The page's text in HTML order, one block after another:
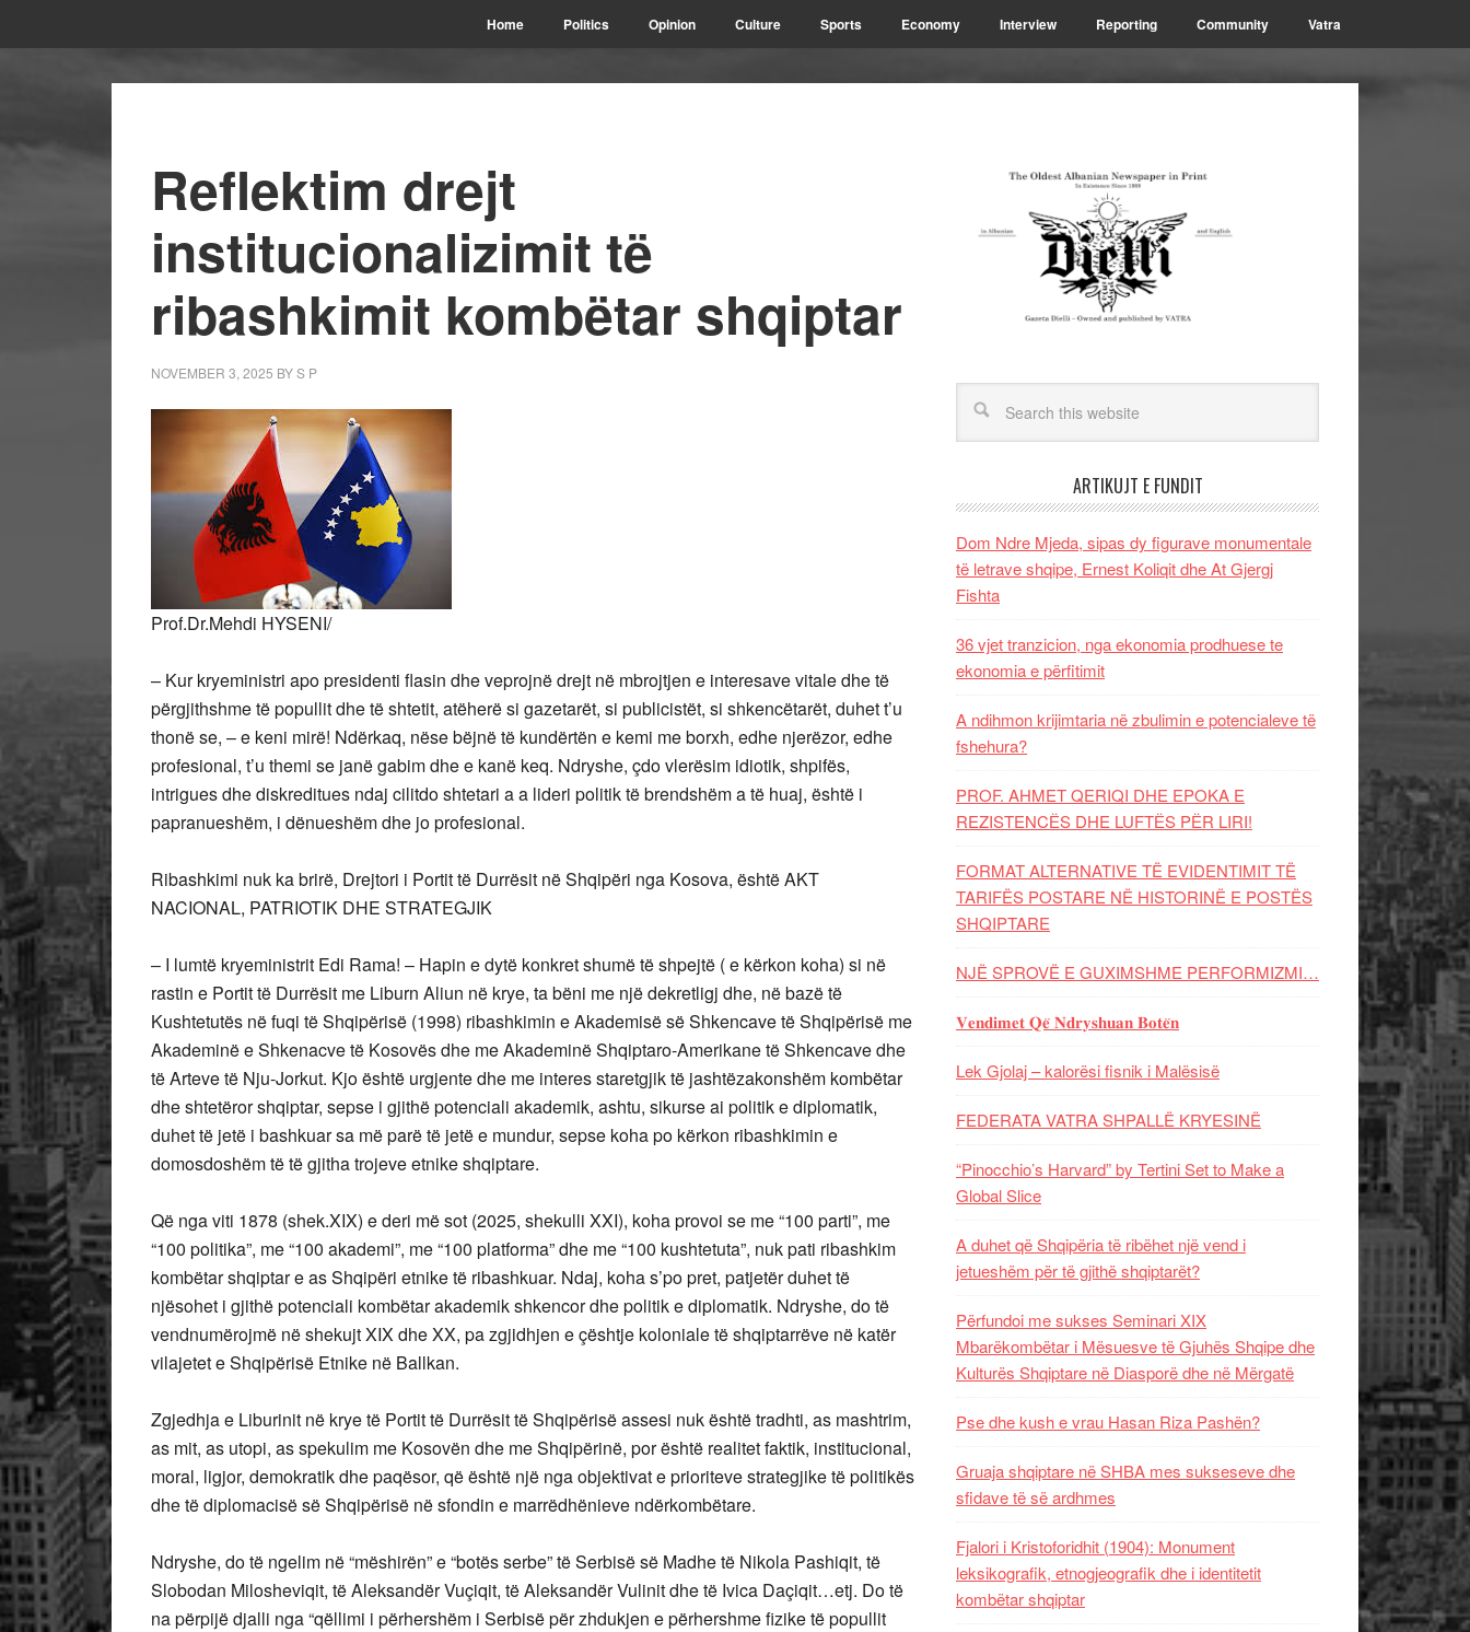
Home Politics Opinion Culture Sports Economy Interview Reporting Community Vatra
Reflektim drejt
institucionalizimit të
ribashkimit kombëtar shqiptar
NOVEMBER 3, 2025 BYS P
Prof.Dr.Mehdi HYSENI/
– Kur kryeministri apo presidenti flasin dhe veprojnë drejt në mbrojtjen e interesave vitale dhe të
përgjithshme të popullit dhe të shtetit, atëherë si gazetarët, si publicistët, si shkencëtarët, duhet t’u
thonë se, – e keni mirë! Ndërkaq, nëse bëjnë të kundërtën e kemi me borxh, edhe njerëzor, edhe
profesional, t’u themi se janë gabim dhe e kanë keq. Ndryshe, çdo vlerësim idiotik, shpifës,
intrigues dhe diskreditues ndaj cilitdo shtetari a a lideri politik të brendshëm a të huaj, është i
papranueshëm, i dënueshëm dhe jo profesional.
Ribashkimi nuk ka brirë, Drejtori i Portit të Durrësit në Shqipëri nga Kosova, është AKT
NACIONAL, PATRIOTIK DHE STRATEGJIK
– I lumtë kryeministrit Edi Rama! – Hapin e dytë konkret shumë të shpejtë ( e kërkon koha) si në
rastin e Portit të Durrësit me Liburn Aliun në krye, ta bëni me një dekretligj dhe, në bazë të
Kushtetutës në fuqi të Shqipërisë (1998) ribashkimin e Akademisë së Shkencave të Shqipërisë me
Akademinë e Shkenacve të Kosovës dhe me Akademinë Shqiptaro-Amerikane të Shkencave dhe
të Arteve të Nju-Jorkut. Kjo është urgjente dhe me interes staretgjik të jashtëzakonshëm kombëtar
dhe shtetëror shqiptar, sepse i gjithë potenciali akademik, ashtu, sikurse ai politik e diplomatik,
duhet të jetë i bashkuar sa më parë të jetë e mundur, sepse koha po kërkon ribashkimin e
domosdoshëm të të gjitha trojeve etnike shqiptare.
Që nga viti 1878 (shek.XIX) e deri më sot (2025, shekulli XXI), koha provoi se me “100 parti”, me
“100 politika”, me “100 akademi”, me “100 platforma” dhe me “100 kushtetuta”, nuk pati ribashkim
kombëtar shqiptar e as Shqipëri etnike të ribashkuar. Ndaj, koha s’po pret, patjetër duhet të
njësohet i gjithë potenciali kombëtar akademik shkencor dhe politik e diplomatik. Ndryshe, do të
vendnumërojmë në shekujt XIX dhe XX, pa zgjidhjen e çështje koloniale të shqiptarrëve në katër
vilajetet e Shqipërisë Etnike në Ballkan.
Zgjedhja e Liburinit në krye të Portit të Durrësit të Shqipërisë assesi nuk është tradhti, as mashtrim,
as mit, as utopi, as spekulim me Kosovën dhe me Shqipërinë, por është realitet faktik, institucional,
moral, ligjor, demokratik dhe paqësor, që është një nga objektivat e prioriteve strategjike të politikës
dhe të diplomacisë së Shqipërisë në sfondin e marrëdhënieve ndërkombëtare.
Ndryshe, do të ngelim në “mëshirën” e “botës serbe” të Serbisë së Madhe të Nikola Pashiqit, të
Slobodan Milosheviqit, të Aleksandër Vuçiqit, të Aleksandër Vulinit dhe të Ivica Daçiqit…etj. Do të
na përpijë djalli nga “qëllimi i përhershëm i Serbisë për zhdukjen e përhershme fizike të popullit
ARTIKUJT E FUNDIT
Dom Ndre Mjeda, sipas dy figurave monumentale
të letrave shqipe, Ernest Koliqit dhe At Gjergj
Fishta
36 vjet tranzicion, nga ekonomia prodhuese te
ekonomia e përfitimit
A ndihmon krijimtaria në zbulimin e potencialeve të
fshehura?
PROF. AHMET QERIQI DHE EPOKA E
REZISTENCЁS DHE LUFTЁS PЁR LIRI!
FORMAT ALTERNATIVE TË EVIDENTIMIT TË
TARIFËS POSTARE NË HISTORINË E POSTËS
SHQIPTARE
NJË SPROVË E GUXIMSHME PERFORMIZMI…
𝐕𝐞𝐧𝐝𝐢𝐦𝐞𝐭 𝐐𝐞̈ 𝐍𝐝𝐫𝐲𝐬𝐡𝐮𝐚𝐧 𝐁𝐨𝐭𝐞̈𝐧
Lek Gjolaj – kalorësi fisnik i Malësisë
FEDERATA VATRA SHPALLË KRYESINË
“Pinocchio’s Harvard” by Tertini Set to Make a
Global Slice
A duhet që Shqipëria të ribëhet një vend i
jetueshëm për të gjithë shqiptarët?
Përfundoi me sukses Seminari XIX
Mbarëkombëtar i Mësuesve të Gjuhës Shqipe dhe
Kulturës Shqiptare në Diasporë dhe në Mërgatë
Pse dhe kush e vrau Hasan Riza Pashën?
Gruaja shqiptare në SHBA mes sukseseve dhe
sfidave të së ardhmes
Fjalori i Kristoforidhit (1904): Monument
leksikografik, etnogjeografik dhe i identitetit
kombëtar shqiptar